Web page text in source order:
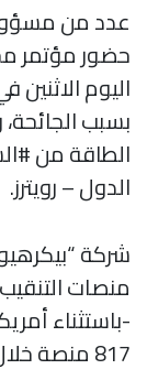
عدد من
حضور مؤتمر
اليوم
بسبب
الطاقة من
الدول – رويترز.
شركة
منصات
817 منصة خلال شهر نوفمبر الماضي.